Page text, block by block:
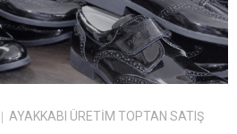
AYAKKABI ÜRETIM TOPTAN SATIŞ